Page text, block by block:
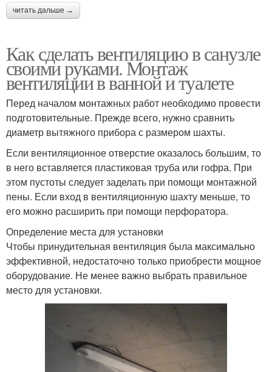
читать дальше →
Как сделать вентиляцию в санузле
своими руками. Монтаж
вентиляции в ванной и туалете
Перед началом монтажных работ необходимо провести
подготовительные. Прежде всего, нужно сравнить
диаметр вытяжного прибора с размером шахты.
Если вентиляционное отверстие оказалось большим, то
в него вставляется пластиковая труба или гофра. При
этом пустоты следует заделать при помощи монтажной
пены. Если вход в вентиляционную шахту меньше, то
его можно расширить при помощи перфоратора.
Определение места для установки
Чтобы принудительная вентиляция была максимально
эффективной, недостаточно только приобрести мощное
оборудование. Не менее важно выбрать правильное
место для установки.